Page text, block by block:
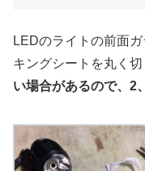
LEDのライトの前面
キングシートを丸く切
い場合があるので、2